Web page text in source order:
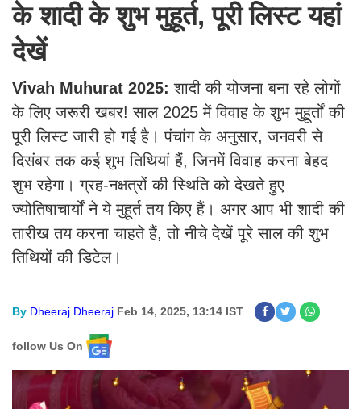
के शादी के शुभ मुहूर्त, पूरी लिस्ट यहां
देखें
Vivah Muhurat 2025:शादी की योजना बना रहे लोगों
के लिए जरूरी खबर! साल 2025 में विवाह के शुभ मुहूर्तों की
पूरी लिस्ट जारी हो गई है। पंचांग के अनुसार, जनवरी से
दिसंबर तक कई शुभ तिथियां हैं, जिनमें विवाह करना बेहद
शुभ रहेगा। ग्रह-नक्षत्रों की स्थिति को देखते हुए
ज्योतिषाचार्यों ने ये मुहूर्त तय किए हैं। अगर आप भी शादी की
तारीख तय करना चाहते हैं, तो नीचे देखें पूरे साल की शुभ
तिथियों की डिटेल।
By Dheeraj Dheeraj Feb 14, 2025, 13:14 IST
follow Us On